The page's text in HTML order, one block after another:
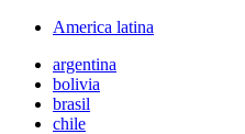
America latina
argentina
bolivia
brasil
chile